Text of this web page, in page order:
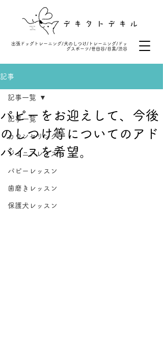
出張ドッグトレーニング/犬のしつけ/トレーニング/ドッ
グスポーツ/世田谷/目黒/渋谷
記事
記事一覧
カウンセリング
ジュニアレッスン
パピーレッスン
歯磨きレッスン
保護犬レッスン
記事一覧
パピーをお迎えして、今後
のしつけ等についてのアド
バイスを希望。